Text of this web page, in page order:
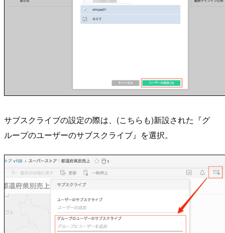
サブスクライブの設定の際は、(こちらも)新設された『グ
ループのユーザーのサブスクライブ』を選択。